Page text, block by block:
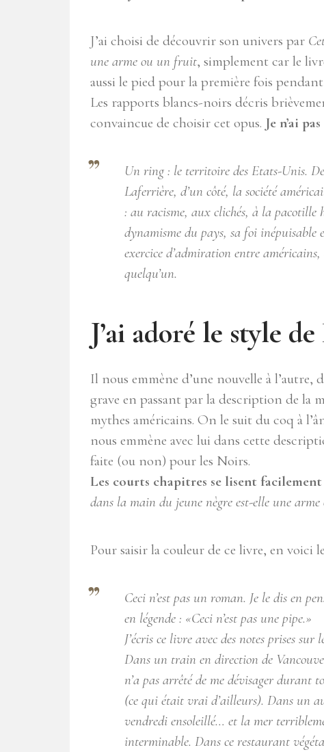
J’ai choisi de découvrir son univers par
une arme ou un fruit, simplement car le
aussi le pied pour la première fois
Les rapports blancs-noirs décris
convaincue de choisir cet opus. Je n’ai
Un ring : le territoire des Etats-Unis.
Laferrière, d’un côté, la société
: au racisme, aux clichés, à la pacotille
dynamisme du pays, sa foi inépuisable
exercice d’admiration entre
quelqu’un.
J’ai adoré le style
Il nous emmène d’une nouvelle à
grave en passant par la description de la
mythes américains. On le suit du coq à
nous emmène avec lui dans cette
faite (ou non) pour les Noirs.
Les courts chapitres se lisent
dans la main du jeune nègre est-elle une
Pour saisir la couleur de ce livre, en voici
Ceci n’est pas un roman. Je le dis en
en légende : «Ceci n’est pas une pipe.»
J’écris ce livre avec des notes prises
Dans un train en direction de
n’a pas arrêté de me dévisager
(ce qui était vrai d’ailleurs). Dans un
vendredi ensoleillé… et la mer
interminable. Dans ce restaurant